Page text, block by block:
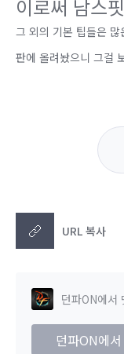
이로써 남스
그 외의 기본 팁들은
판에 올려놨으니 그걸
URL 복사
던파ON에서
던파ON에서